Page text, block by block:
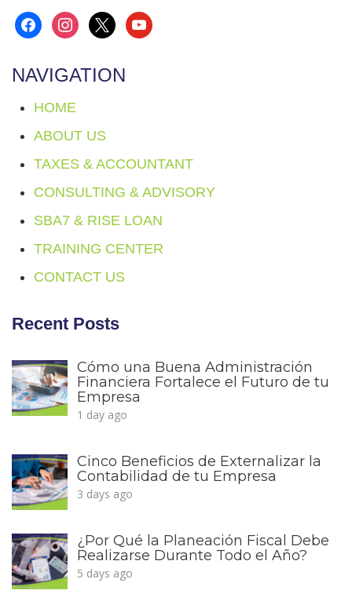
facebookinstagram
x youtube
NAVIGATION
HOME
ABOUT US
TAXES & ACCOUNTANT
CONSULTING & ADVISORY
SBA7 & RISE LOAN
TRAINING CENTER
CONTACT US
Recent Posts
Cómo una Buena Administración
Financiera Fortalece el Futuro de tu
Empresa
1 day ago
Cinco Beneficios de Externalizar la
Contabilidad de tu Empresa
3 days ago
¿Por Qué la Planeación Fiscal Debe
Realizarse Durante Todo el Año?
5 days ago